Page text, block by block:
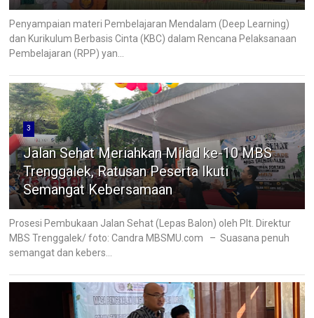
Penyampaian materi Pembelajaran Mendalam (Deep Learning)
dan Kurikulum Berbasis Cinta (KBC) dalam Rencana Pelaksanaan
Pembelajaran (RPP) yan...
3
Jalan Sehat Meriahkan Milad ke-10 MBS
Trenggalek, Ratusan Peserta Ikuti
Semangat Kebersamaan
Prosesi Pembukaan Jalan Sehat (Lepas Balon) oleh Plt. Direktur
MBS Trenggalek/ foto: Candra MBSMU.com – Suasana penuh
semangat dan kebers...